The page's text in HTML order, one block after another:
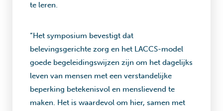
te leren.
“Het symposium bevestigt dat
belevingsgerichte zorg en het LACCS-model
goede begeleidingswijzen zijn om het dagelijks
leven van mensen met een verstandelijke
beperking betekenisvol en menslievend te
maken. Het is waardevol om hier, samen met